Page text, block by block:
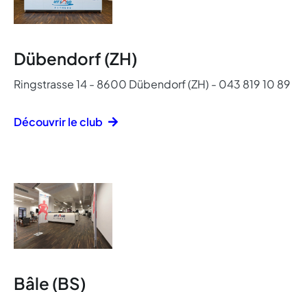
Dübendorf (ZH)
Ringstrasse 14 - 8600 Dübendorf (ZH) - 043 819 10 89
Découvrir le club
Bâle (BS)